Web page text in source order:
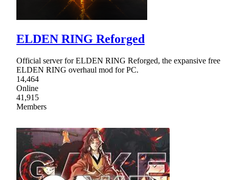
ELDEN RING Reforged
Official server for ELDEN RING Reforged, the expansive free
ELDEN RING overhaul mod for PC.
14,464
Online
41,915
Members